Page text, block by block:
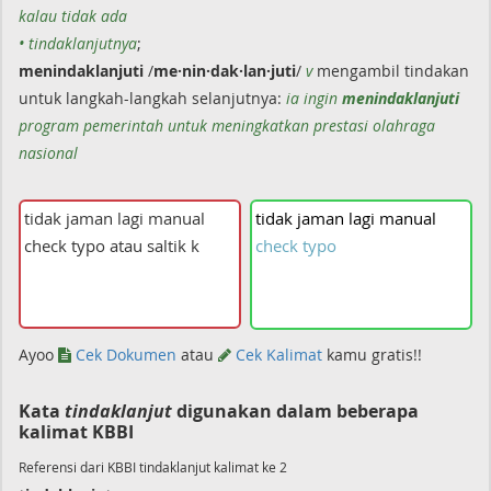
kalau tidak ada
• tindaklanjutnya;
menindaklanjuti /me·nin·dak·lan·juti/ vmengambil tindakan
untuk langkah-langkah selanjutnya: ia ingin menindaklanjuti
program pemerintah untuk meningkatkan prestasi olahraga
nasional
tidak jaman lagi manual
check typo
Ayoo Cek Dokumen atau Cek Kalimat kamu gratis!!
Kata tindaklanjutdigunakan dalam beberapa
kalimat KBBI
Referensi dari KBBI tindaklanjut kalimat ke 2